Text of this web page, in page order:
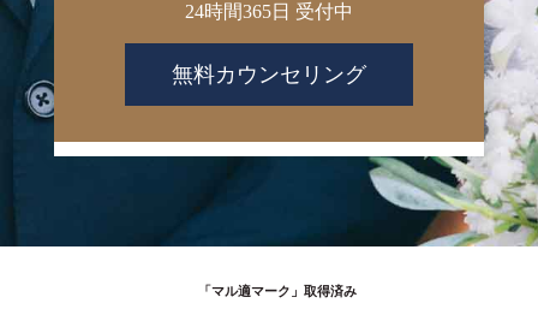
24時間365日 受付中
無料カウンセリング
「マル適マーク」取得済み